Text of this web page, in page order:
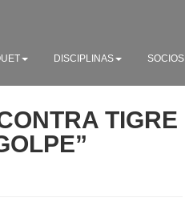
DISCIPLINAS SOCIOS
TIGRE